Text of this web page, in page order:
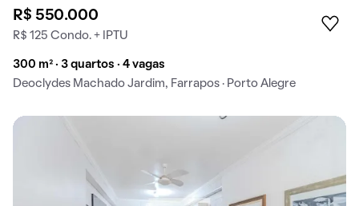
R$ 550.000
R$ 125 Condo. + IPTU
300 m² · 3 quartos · 4 vagas
Deoclydes Machado Jardim, Farrapos · Porto Alegre